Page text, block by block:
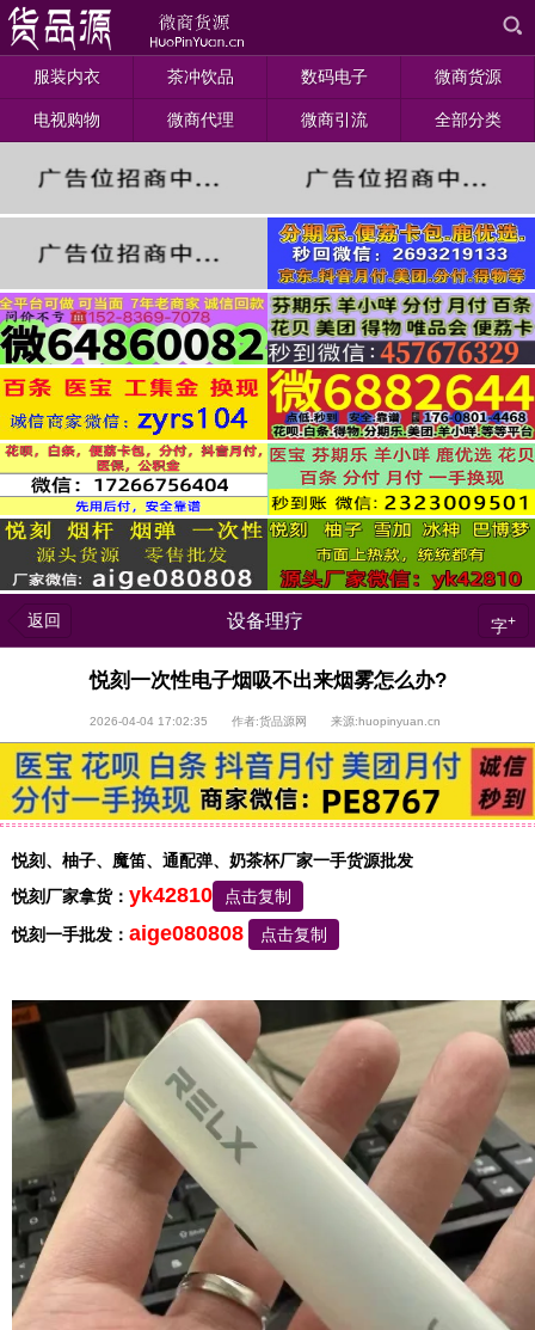
服装内衣 茶冲饮品 数码电子 微商货源
电视购物 微商代理 微商引流 全部分类
返回 设备理疗 字+
悦刻一次性电子烟吸不出来烟雾怎么办?
2026-04-04 17:02:35 作者:货品源网 来源:huopinyuan.cn
悦刻、柚子、魔笛、通配弹、奶茶杯厂家一手货源批发
悦刻厂家拿货： yk42810
点击复制
悦刻一手批发： aige080808 点击复制